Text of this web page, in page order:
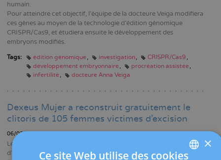
humain.
Pour atteindre cet objectif, l'équipe de la docteure Veiga modifiera
ces gènes au moyen de la technologie d'édition génomique
CRISPR/Cas9, et étudiera ensuite le développement des
embryons modifiés.
Tags: édition génomique investigation
CRISPR/Cas9
développement embryonnaire
procréation assistée
infertilité
docteure Anna Veiga
Dexeus Mujer a reconstruit gratuitement le
clitoris de 105 femmes victimes d’excision
06/02/2020
Le Programme de reconstruction génitale fait partie de la mission
d’aide sociale de la Fondation Dexeus Mujer. Il est dirigé par le Dr
×
Ce site Web utilise des cookies